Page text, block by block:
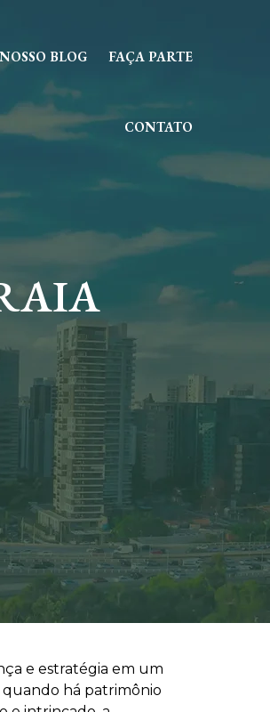
NOSSO BLOG FAÇA PARTE
CONTATO
e estratégia em um
quando há patrimônio